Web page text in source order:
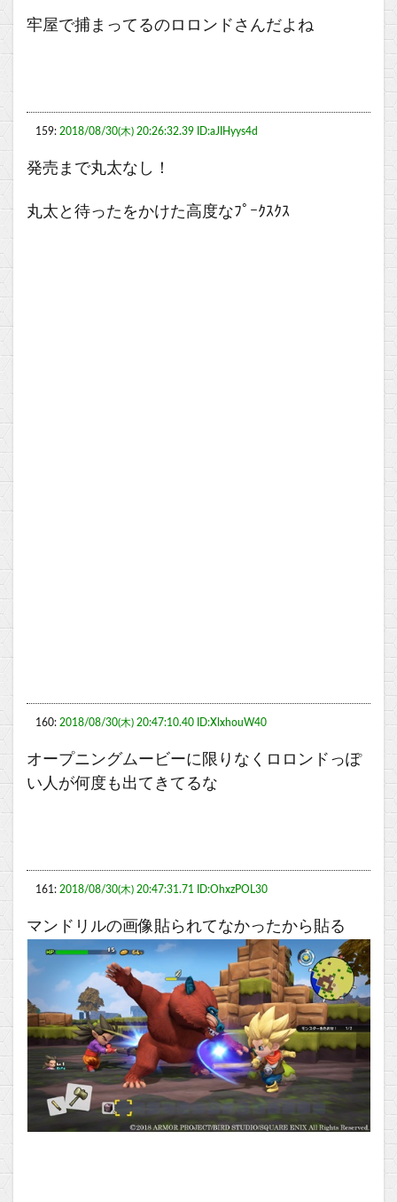
牢屋で捕まってるのロロンドさんだよね
159: 2018/08/30(木) 20:26:32.39 ID:aJIHyys4d
発売まで丸太なし！
丸太と待ったをかけた高度なﾌﾟｰｸｽｸｽ
160: 2018/08/30(木) 20:47:10.40 ID:XlxhouW40
オープニングムービーに限りなくロロンドっぽ
い人が何度も出てきてるな
161: 2018/08/30(木) 20:47:31.71 ID:OhxzPOL30
マンドリルの画像貼られてなかったから貼る